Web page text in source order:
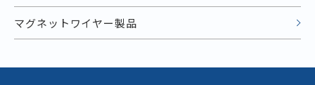
マグネットワイヤー製品